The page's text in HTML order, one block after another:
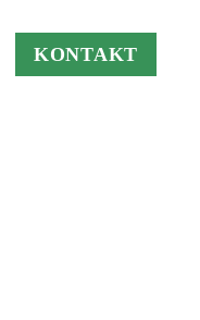
KONTAKT